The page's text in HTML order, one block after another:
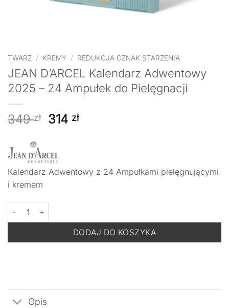
TWARZ / KREMY / REDUKCJA OZNAK STARZENIA
JEAN D’ARCEL Kalendarz Adwentowy
2025 – 24 Ampułek do Pielęgnacji
349zł
Pierwotna
349 zł.
314 złAktualna
Kalendarz Adwentowy z 24 Ampułkami pielęgnującymi
i kremem
ilość JEAN D'ARCEL Kalendarz Adwentowy 2025 - 24 Ampułek
DODAJ DO KOSZYKA
Opis